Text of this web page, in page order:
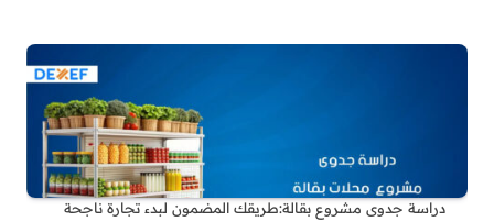
دراسة جدوى مشروع بقالة:طريقك المضمون لبدء تجارة ناجحة